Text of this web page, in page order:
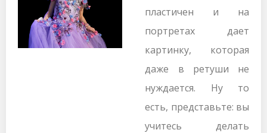
пластичен и на
портретах дает
картинку, которая
даже в ретуши не
нуждается. Ну то
есть, представьте: вы
учитесь делать